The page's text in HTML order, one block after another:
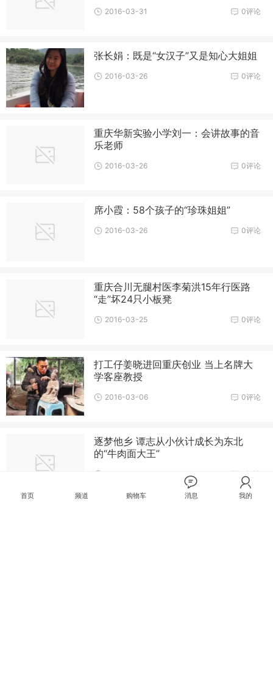
0评论
2016-03-31
张长娟：既是“女汉子”又是知心大姐姐
0评论
2016-03-26
重庆华新实验小学刘一：会讲故事的音
乐老师
0评论
2016-03-26
席小霞：58个孩子的“珍珠姐姐”
0评论
2016-03-26
重庆合川无腿村医李菊洪15年行医路
“走”坏24只小板凳
0评论
2016-03-25
打工仔姜晓进回重庆创业 当上名牌大
学客座教授
0评论
2016-03-06
逐梦他乡 谭志从小伙计成长为东北
的“牛肉面大王”
0评论
首页 频道 购物车 消息 我的